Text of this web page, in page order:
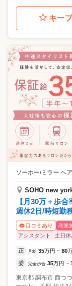
キー
ソーホー/ミラー ヘ
SOHO new york つ
【月30万＋歩
週休2日/時短勤
口コミあり 商業
アシスタント
土日休
正 月給 35万円 ~ 80
委 完全歩合 35万円 ~
東京都 調布市 西つ